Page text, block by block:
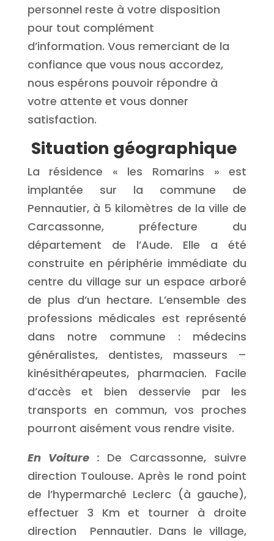
personnel reste à votre disposition
pour tout complément
d’information. Vous remerciant de la
confiance que vous nous accordez,
nous espérons pouvoir répondre à
votre attente et vous donner
satisfaction.
Situation géographique
La résidence « les Romarins » est
implantée sur la commune de
Pennautier, à 5 kilomètres de la ville de
Carcassonne, préfecture du
département de l’Aude. Elle a été
construite en périphérie immédiate du
centre du village sur un espace arboré
de plus d’un hectare. L’ensemble des
professions médicales est représenté
dans notre commune : médecins
généralistes, dentistes, masseurs –
kinésithérapeutes, pharmacien. Facile
d’accès et bien desservie par les
transports en commun, vos proches
pourront aisément vous rendre visite.
En Voiture: De Carcassonne, suivre
direction Toulouse. Après le rond point
de l’hypermarché Leclerc (à gauche),
effectuer 3 Km et tourner à droite
direction Pennautier. Dans le village,